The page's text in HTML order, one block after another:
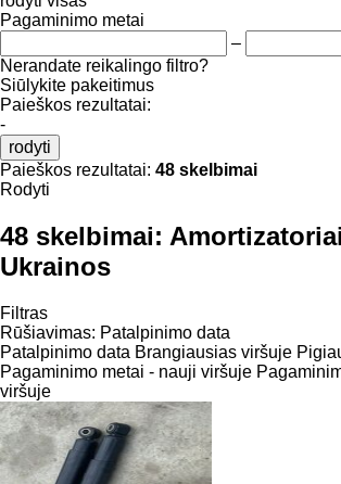
Pagaminimo metai
–
Nerandate reikalingo filtro?
Siūlykite pakeitimus
Paieškos rezultatai:
-
rodyti
Paieškos rezultatai: 48 skelbimai
Rodyti
48 skelbimai:
Ukrainos
Filtras
Rūšiavimas: Patalpinimo data
Patalpinimo data Brangiausias viršuje
Pagaminimo metai - nauji viršuje
viršuje